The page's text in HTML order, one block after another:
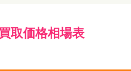
取価格相場表